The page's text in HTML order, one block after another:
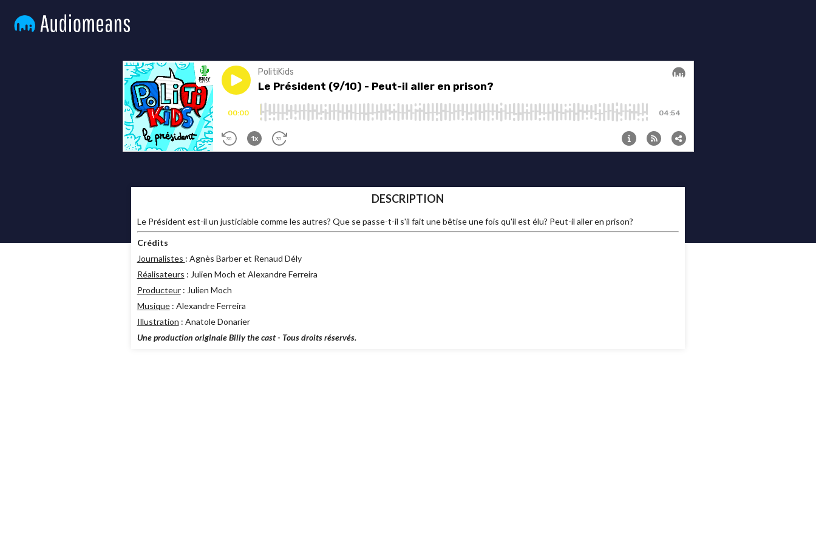
DESCRIPTION
Le Président est-il un justiciable comme les autres? Que se passe-t-il s'il fait une bêtise une fois qu'il est élu? Peut-il aller en prison?
Crédits
Journalistes : Agnès Barber et Renaud Dély
Réalisateurs : Julien Moch et Alexandre Ferreira
Producteur: Julien Moch
Musique: Alexandre Ferreira
Illustration : Anatole Donarier
Une production originale Billy the cast - Tous droits réservés.